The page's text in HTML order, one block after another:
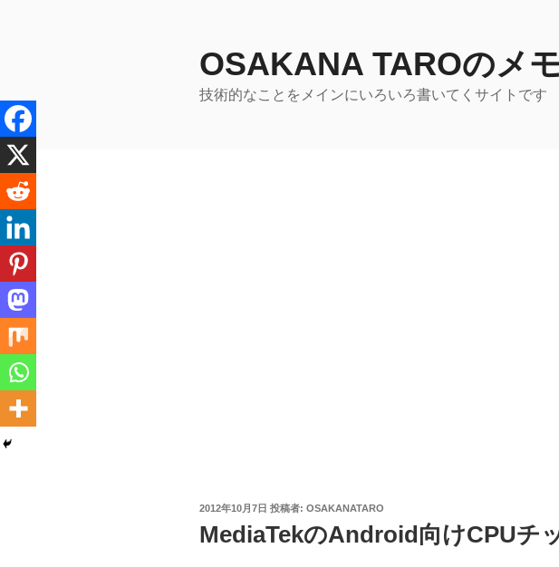
へ
ス
キ
プ
OSAKANA TAROのメ
技術的なことをメインにいろいろ書いてくサイトです
投
日:
2012年10月7日 投稿者: OSAKANATARO
MediaTekのAndroid向けCPUチ